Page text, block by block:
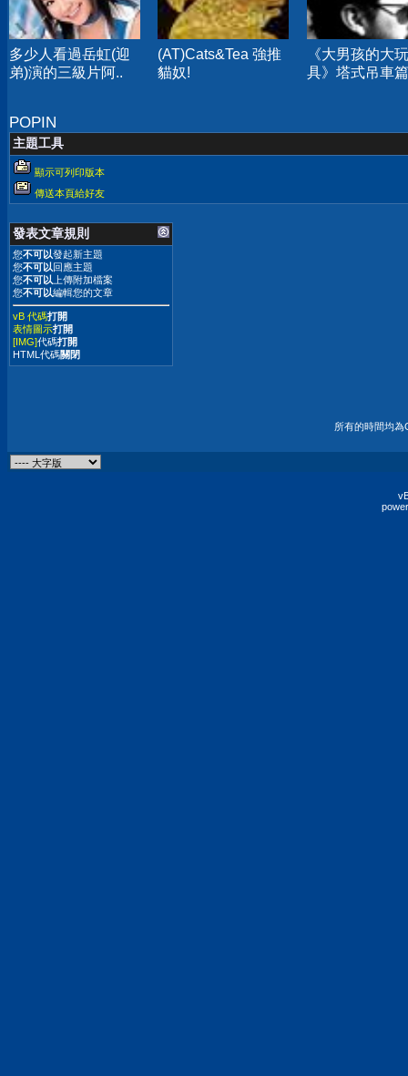
多少人看過岳虹(迎
弟)演的三級片阿..
(AT)Cats&Tea 強推
貓奴!
《大男孩的大玩
具》塔式吊車篇
POPIN
主題工具
顯示可列印版本
傳送本頁給好友
發表文章規則
您不可以發起新主題
您不可以回應主題
您不可以 上傳附加檔案
您不可以編輯您的文章
vB 代碼打開
表情圖示打開
[IMG]代碼打開
HTML代碼關閉
所有的時間均為